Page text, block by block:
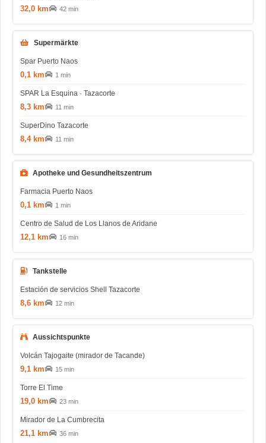
32,0 km 42 min
Supermärkte
Spar Puerto Naos
0,1 km 1 min
SPAR La Esquina · Tazacorte
8,3 km 11 min
SuperDino Tazacorte
8,4 km 11 min
Apotheke und Gesundheitszentrum
Farmacia Puerto Naos
0,1 km 1 min
Centro de Salud de Los Llanos de Aridane
12,1 km 16 min
Tankstelle
Estación de servicios Shell Tazacorte
8,6 km 12 min
Aussichtspunkte
Volcán Tajogaite (mirador de Tacande)
9,1 km 15 min
Torre El Time
19,0 km 23 min
Mirador de La Cumbrecita
21,1 km 36 min